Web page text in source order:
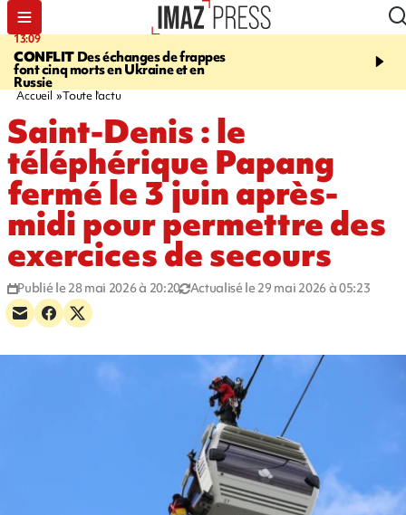
13:09
CONFLIT Des échanges de frappes
font cinq morts en Ukraine et en
Russie
17:14
Quatre
européennes pour les
Accueil Toute l'actu
Saint-Denis : le
téléphérique Papang
fermé le 3 juin après-
midi pour permettre des
exercices de secours
Publié le 28 mai 2026 à 20:20 Actualisé le 29 mai 2026 à 05:23